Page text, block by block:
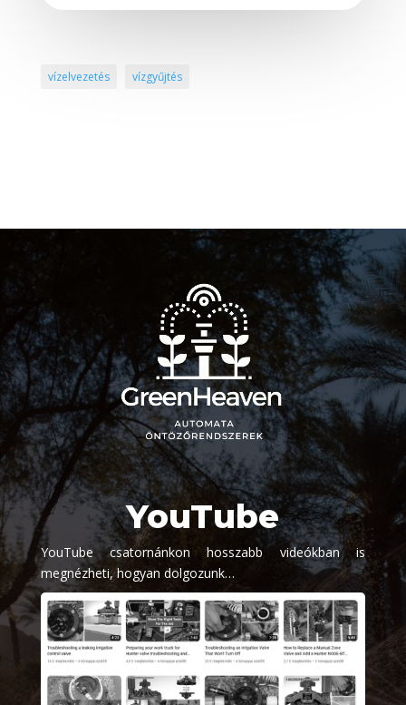
vízelvezetés vízgyűjtés
YouTube
YouTube csatornánkon hosszabb videókban is
megnézheti, hogyan dolgozunk…